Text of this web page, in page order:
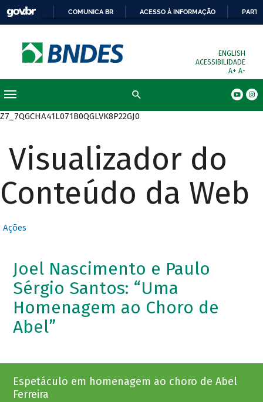
COMUNICA BR ACESSO À INFORMAÇÃO
ENGLISH
ACESSIBILIDADE
A+ A-
Z7_7QGCHA41L071B0QGLVK8P22GJ0
Visualizador do
Conteúdo da Web
Ações
Joel Nascimento e Paulo
Sérgio Santos: “Uma
Homenagem ao Choro de
Abel”
Espetáculo em homenagem ao choro de Abel
Ferreira